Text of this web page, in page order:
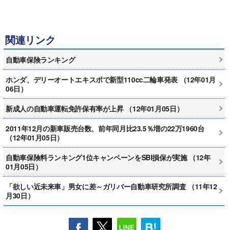
関連リンク
自動車保険ランキング
ホンダ、デリーオートエキスポで新型110cc二輪車発表 （12年01月
06日）
新成人の自動車運転免許保有率が上昇 （12年01月05日）
2011年12月の新車販売台数、前年同月比23.5％増の22万1960台
（12年01月05日）
自動車保険料ランキング1位キャンペーンをSBI損保が実施 （12年
01月05日）
「欲しい近未来車」男女に差～ガリバー自動車研究所調査 （11年12
月30日）